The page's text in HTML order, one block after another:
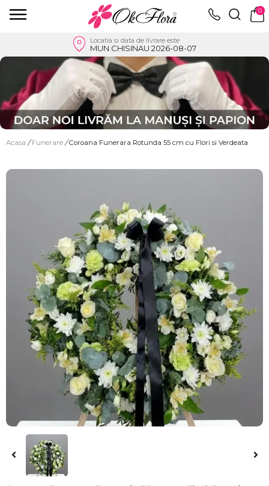
0
Locatia si data de livrare este
MUN.CHISINAU 2026-08-07
Acasa / Funerare / Coroana Funerara Rotunda 55 cm cu Flori si Verdeata